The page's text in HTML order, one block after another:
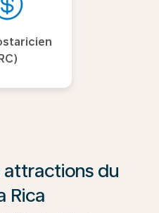
attractions du
Rica